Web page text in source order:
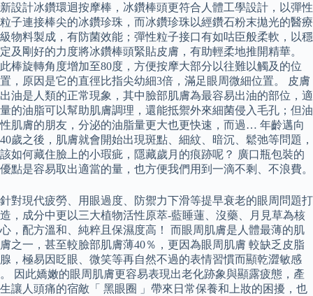
新設計冰鑽環迴按摩棒，冰鑽棒頭更符合人體工學設計，以彈性
粒子連接棒尖的冰鑽珍珠，而冰鑽珍珠以經鑽石粉末拋光的醫療
級物料製成，有防菌效能；彈性粒子接口有如咕臣般柔軟，以穩
定及剛好的力度將冰鑽棒頭緊貼皮膚，有助輕柔地推開精華。
此棒旋轉角度增加至80度，方便按摩大部分以往難以觸及的位
置，原因是它的直徑比指尖幼細3倍，滿足眼周微細位置。 皮膚
出油是人類的正常現象，其中臉部肌膚為最容易出油的部位，適
量的油脂可以幫助肌膚調理，還能抵禦外來細菌侵入毛孔；但油
性肌膚的朋友，分泌的油脂量更大也更快速，而過… 年齡邁向
40歲之後，肌膚就會開始出現斑點、細紋、暗沉、鬆弛等問題，
該如何藏住臉上的小瑕疵，隱藏歲月的痕跡呢？ 廣口瓶包裝的
優點是容易取出適當的量，也方便我們用到一滴不剩、不浪費。
針對現代疲勞、用眼過度、防禦力下滑等提早衰老的眼周問題打
造，成分中更以三大植物活性原萃-藍睡蓮、沒藥、月見草為核
心，配方溫和、純粹且保濕度高！ 而眼周肌膚是人體最薄的肌
膚之一，甚至較臉部肌膚薄40％，更因為眼周肌膚 較缺乏皮脂
腺，極易因眨眼、微笑等再自然不過的表情習慣而顯乾澀敏感
。 因此嬌嫩的眼周肌膚更容易表現出老化跡象與顯露疲態，產
生讓人頭痛的宿敵「 黑眼圈 」帶來日常保養和上妝的困擾，也